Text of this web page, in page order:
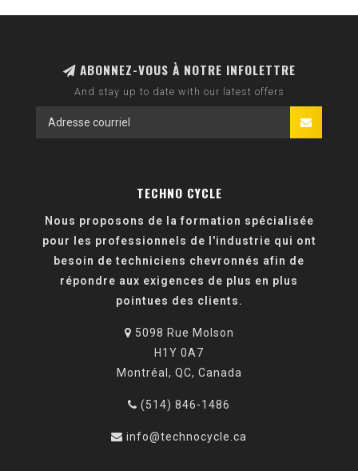
ABONNEZ-VOUS À NOTRE INFOLETTRE
And stay up to date with our latest offers
TECHNO CYCLE
Nous proposons de la formation spécialisée
pour les professionnels de l'industrie qui ont
besoin de techniciens chevronnés afin de
répondre aux exigences de plus en plus
pointues des clients.
5098 Rue Molson
H1Y 0A7
Montréal, QC, Canada
(514) 846-1486
info@technocycle.ca